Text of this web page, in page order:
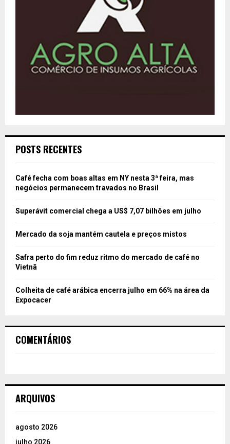
POSTS RECENTES
Café fecha com boas altas em NY nesta 3ª feira, mas
negócios permanecem travados no Brasil
Superávit comercial chega a US$ 7,07 bilhões em julho
Mercado da soja mantém cautela e preços mistos
Safra perto do fim reduz ritmo do mercado de café no
Vietnã
Colheita de café arábica encerra julho em 66% na área da
Expocacer
COMENTÁRIOS
ARQUIVOS
agosto 2026
julho 2026